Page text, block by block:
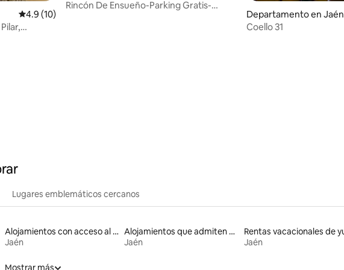
Calificación promedio: 4.9 de 5; 10 evaluaciones
4.9 (10)
Rincón De Ensueño-Parking Gratis-
Departamento en Jaén
Coello 31
Lugares emblemáticos cercanos
Alojamientos con acceso al lago
Jaén
Alojamientos que admiten mascotas
Jaén
Jaén
Mostrar más